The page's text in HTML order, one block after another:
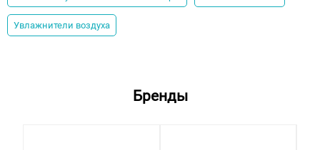
Увлажнители воздуха
Бренды